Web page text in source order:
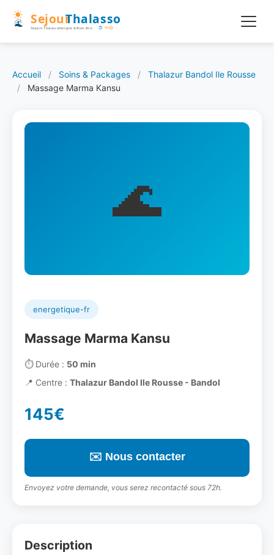
Accueil / Soins & Packages /
Thalazur Bandol Ile Rousse
/
Massage Marma Kansu
🌊
energetique-fr
Massage Marma Kansu
⏱️Durée : 50 min
📍 Centre : Thalazur Bandol Ile Rousse - Bandol
145€
✉️ Nous contacter
Envoyez votre demande, vous serez recontacté sous 72h.
Description